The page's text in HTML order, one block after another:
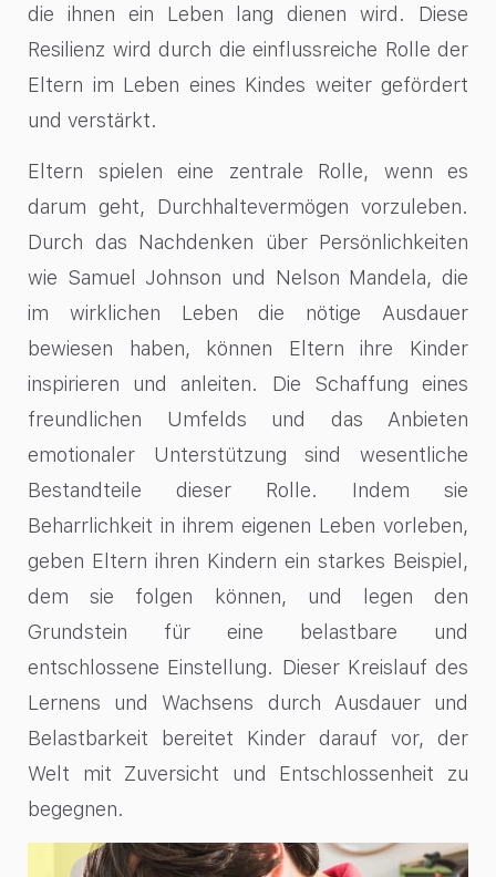
die ihnen ein Leben lang dienen wird. Diese
Resilienz wird durch die einflussreiche Rolle der
Eltern im Leben eines Kindes weiter gefördert
und verstärkt.
Eltern spielen eine zentrale Rolle, wenn es
darum geht, Durchhaltevermögen vorzuleben.
Durch das Nachdenken über Persönlichkeiten
wie Samuel Johnson und Nelson Mandela, die
im wirklichen Leben die nötige Ausdauer
bewiesen haben, können Eltern ihre Kinder
inspirieren und anleiten. Die Schaffung eines
freundlichen Umfelds und das Anbieten
emotionaler Unterstützung sind wesentliche
Bestandteile dieser Rolle. Indem sie
Beharrlichkeit in ihrem eigenen Leben vorleben,
geben Eltern ihren Kindern ein starkes Beispiel,
dem sie folgen können, und legen den
Grundstein für eine belastbare und
entschlossene Einstellung. Dieser Kreislauf des
Lernens und Wachsens durch Ausdauer und
Belastbarkeit bereitet Kinder darauf vor, der
Welt mit Zuversicht und Entschlossenheit zu
begegnen.